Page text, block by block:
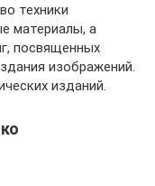
техники
материалы, а
посвященных
изображений.
изданий.